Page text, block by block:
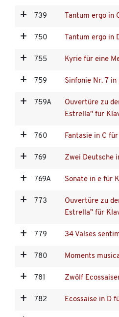
739 Tantum ergo in
750 Tantum ergo in
755 Kyrie für eine
759 Sinfonie Nr. 7 in
759A
Ouvertüre zu
Estrella" für
760 Fantasie in C
769 Zwei Deutsche
769A Sonate in e für
773
Ouvertüre zu
Estrella" für
779 34 Valses
780 Moments
781 Zwölf
782 Ecossaise in D